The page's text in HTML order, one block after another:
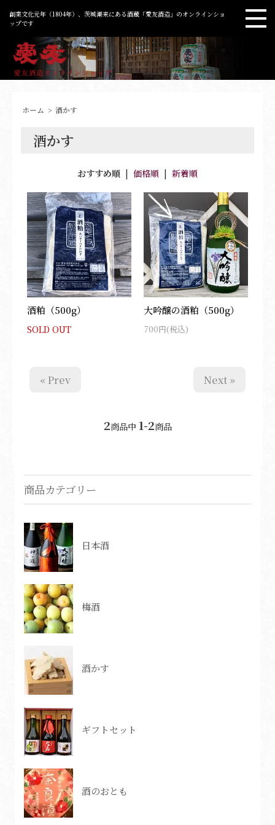
創業文化元年（1804年）、茨城潮来にある酒蔵「愛友酒造」のオンラインショ
ップです
ホーム > 酒かす
酒かす
おすすめ順 | 価格順 | 新着順
酒粕（500g）
SOLD OUT
大吟醸の酒粕（500g）
700円(税込)
« Prev Next »
2商品中 1-2商品
商品カテゴリー
日本酒
梅酒
酒かす
ギフトセット
酒のおとも